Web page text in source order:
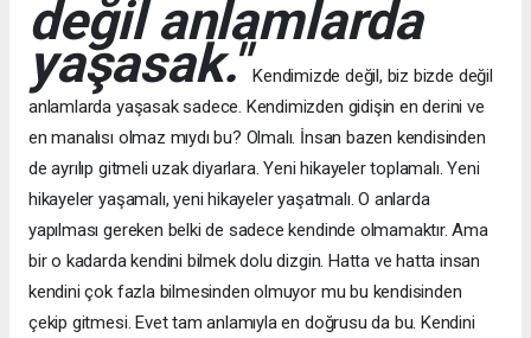
değil anlamlarda
yaşasak." Kendimizde değil, biz bizde değil
anlamlarda yaşasak sadece. Kendimizden gidişin en derini ve
en manalısı olmaz mıydı bu? Olmalı. İnsan bazen kendisinden
de ayrılıp gitmeli uzak diyarlara. Yeni hikayeler toplamalı. Yeni
hikayeler yaşamalı, yeni hikayeler yaşatmalı. O anlarda
yapılması gereken belki de sadece kendinde olmamaktır. Ama
bir o kadarda kendini bilmek dolu dizgin. Hatta ve hatta insan
kendini çok fazla bilmesinden olmuyor mu bu kendisinden
çekip gitmesi. Evet tam anlamıyla en doğrusu da bu. Kendini